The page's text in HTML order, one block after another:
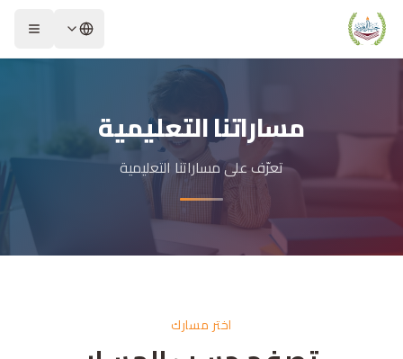
مساراتنا التعليمية
تعرّف على مساراتنا التعليمية
اختر مسارك